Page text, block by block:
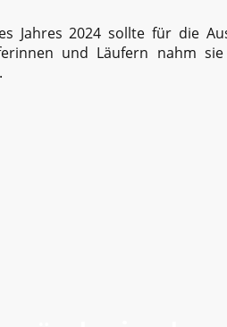
Jahres 2024 sollte für die
und Läufern nahm